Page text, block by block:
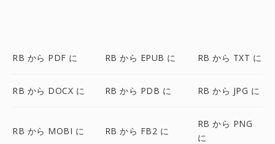
RB から PDF に RB から EPUB に RB から TXT に
RB から DOCX に RB から PDB に RB から JPG に
RB から MOBI に RB から FB2 に
RB から PNG
に